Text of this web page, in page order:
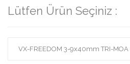
Lütfen Ürün Seçiniz :